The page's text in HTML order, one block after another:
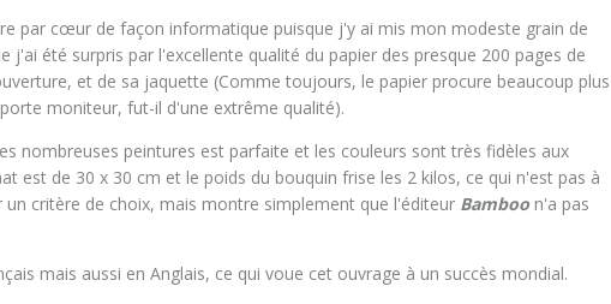
par cœur de façon informatique puisque j'y ai mis mon modeste grain de
j'ai été surpris par l'excellente qualité du papier des presque 200 pages de
et de sa jaquette (Comme toujours, le papier procure beaucoup plus
moniteur, fut-il d'une extrême qualité).
nombreuses peintures est parfaite et les couleurs sont très fidèles aux
est de 30 x 30 cm et le poids du bouquin frise les 2 kilos, ce qui n'est pas à
un critère de choix, mais montre simplement que l'éditeur Bamboo n'a pas
mais aussi en Anglais, ce qui voue cet ouvrage à un succès mondial.